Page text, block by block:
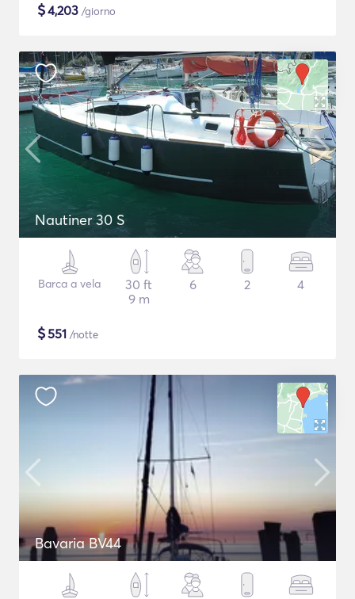
$4,203 /giorno
Nautiner 30 S
Barca a vela
30 ft
9 m
6 2 4
$551 /notte
Bavaria BV44